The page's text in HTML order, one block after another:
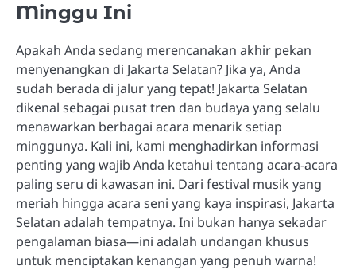
Minggu Ini
Apakah Anda sedang merencanakan akhir pekan
menyenangkan di Jakarta Selatan? Jika ya, Anda
sudah berada di jalur yang tepat! Jakarta Selatan
dikenal sebagai pusat tren dan budaya yang selalu
menawarkan berbagai acara menarik setiap
minggunya. Kali ini, kami menghadirkan informasi
penting yang wajib Anda ketahui tentang acara-acara
paling seru di kawasan ini. Dari festival musik yang
meriah hingga acara seni yang kaya inspirasi, Jakarta
Selatan adalah tempatnya. Ini bukan hanya sekadar
pengalaman biasa—ini adalah undangan khusus
untuk menciptakan kenangan yang penuh warna!